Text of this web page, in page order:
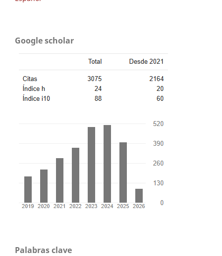
Google scholar
Palabras clave